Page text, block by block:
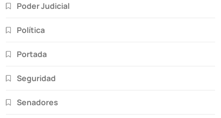
Poder Judicial
Política
Portada
Seguridad
Senadores